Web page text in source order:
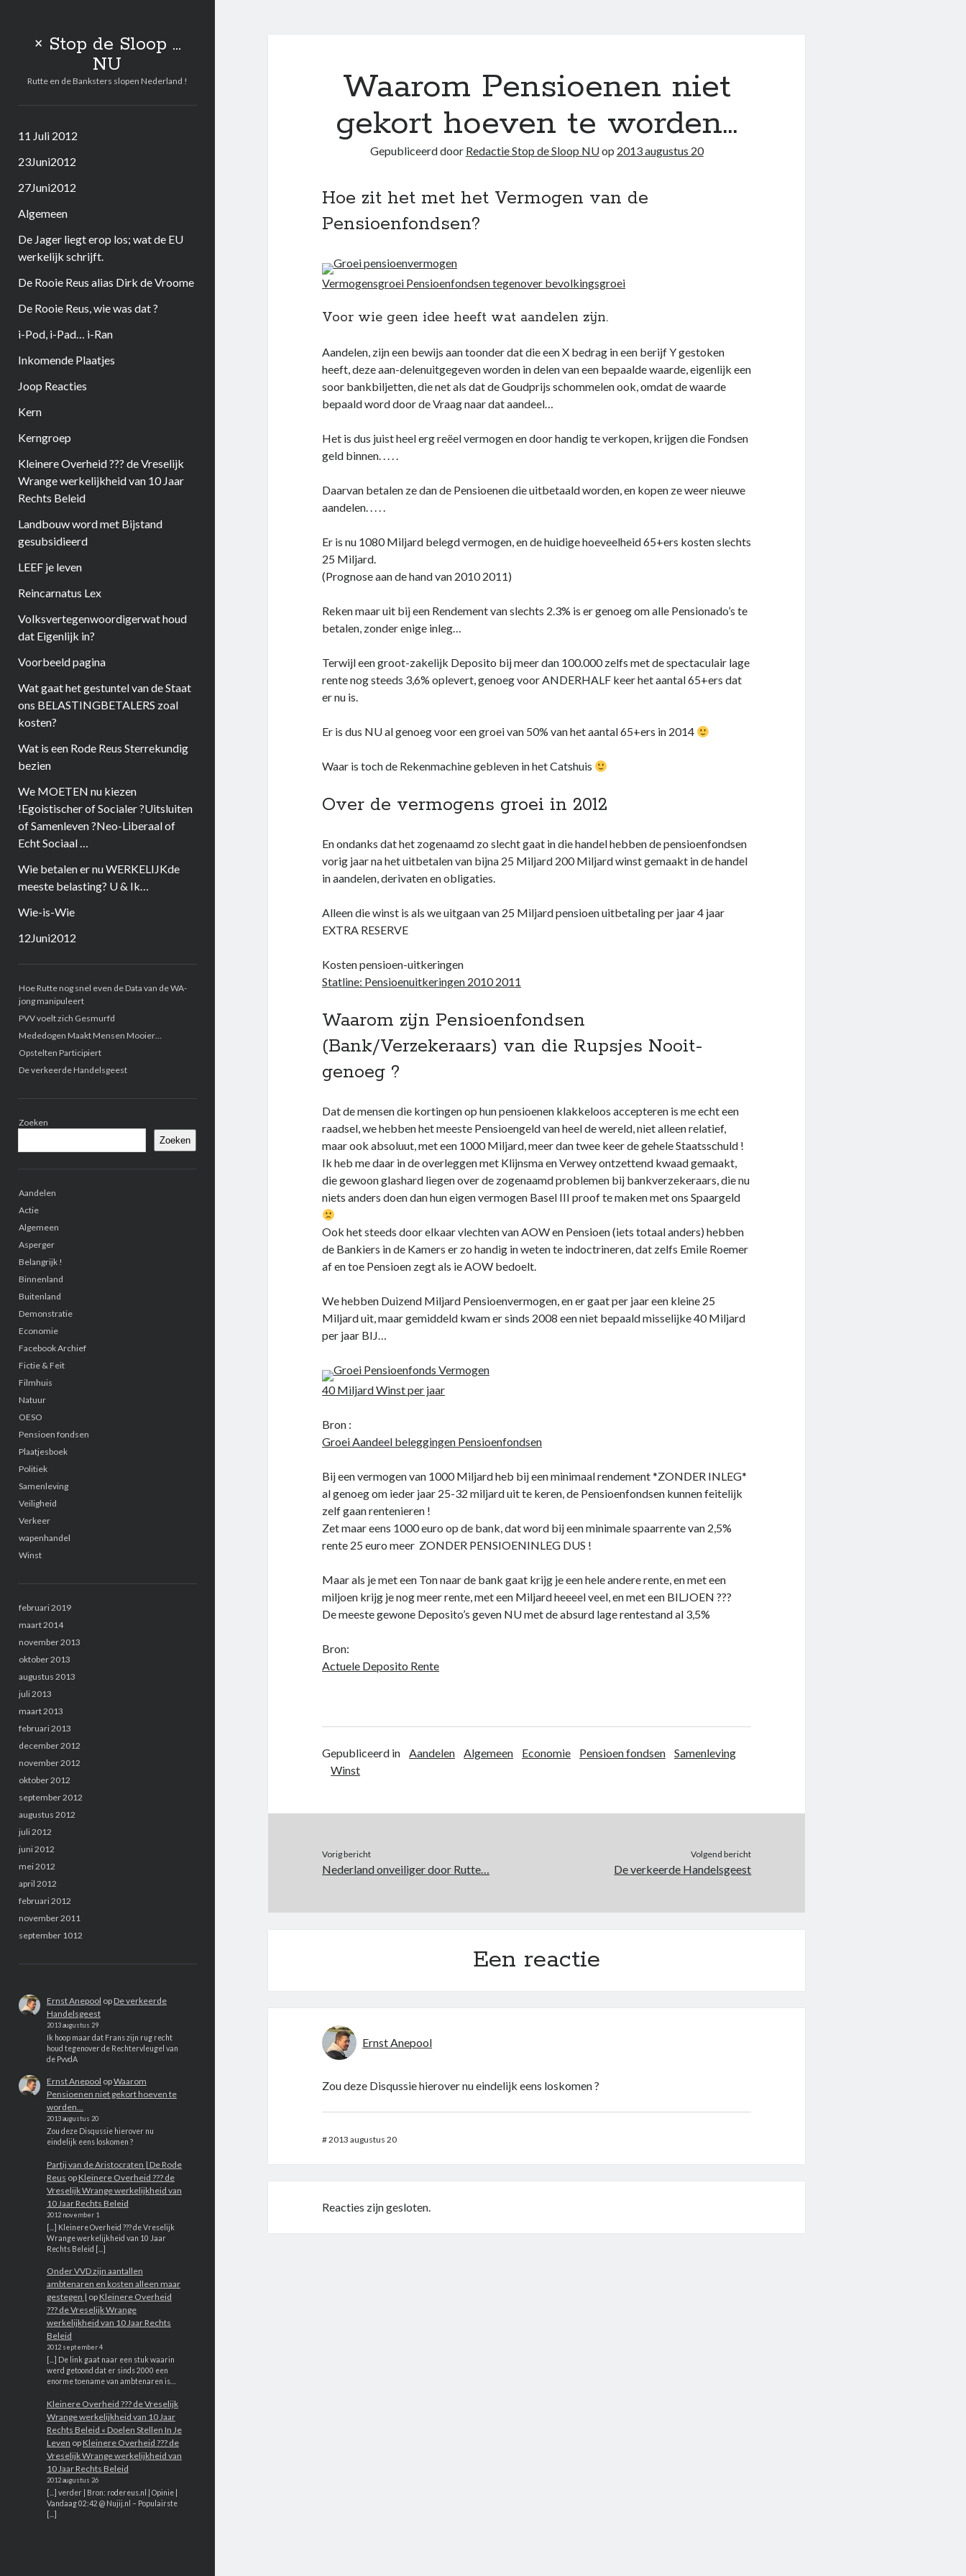
× Stop de Sloop ...
NU
Rutte en de Banksters slopen Nederland !
11 Juli 2012
23Juni2012
27Juni2012
Algemeen
De Jager liegt erop los; wat de EU
werkelijk schrijft.
De Rooie Reus alias Dirk de Vroome
De Rooie Reus, wie was dat ?
i-Pod, i-Pad… i-Ran
Inkomende Plaatjes
Joop Reacties
Kern
Kerngroep
Kleinere Overheid ??? de Vreselijk
Wrange werkelijkheid van 10 Jaar
Rechts Beleid
Landbouw word met Bijstand
gesubsidieerd
LEEF je leven
Reincarnatus Lex
Volksvertegenwoordigerwat houd
dat Eigenlijk in?
Voorbeeld pagina
Wat gaat het gestuntel van de Staat
ons BELASTINGBETALERS zoal
kosten?
Wat is een Rode Reus Sterrekundig
bezien
We MOETEN nu kiezen
!Egoistischer of Socialer ?Uitsluiten
of Samenleven ?Neo-Liberaal of
Echt Sociaal …
Wie betalen er nu WERKELIJKde
meeste belasting? U & Ik…
Wie-is-Wie
12Juni2012
Hoe Rutte nog snel even de Data van de WA-
jong manipuleert
PVV voelt zich Gesmurfd
Mededogen Maakt Mensen Mooier…
Opstelten Participiert
De verkeerde Handelsgeest
Zoeken
Zoeken
Aandelen
Actie
Algemeen
Asperger
Belangrijk !
Binnenland
Buitenland
Demonstratie
Economie
Facebook Archief
Fictie & Feit
Filmhuis
Natuur
OESO
Pensioen fondsen
Plaatjesboek
Politiek
Samenleving
Veiligheid
Verkeer
wapenhandel
Winst
februari 2019
maart 2014
november 2013
oktober 2013
augustus 2013
juli 2013
maart 2013
februari 2013
december 2012
november 2012
oktober 2012
september 2012
augustus 2012
juli 2012
juni 2012
mei 2012
april 2012
februari 2012
november 2011
september 1012
Ernst Anepool op De verkeerde
Handelsgeest
2013 augustus 29
Ik hoop maar dat Frans zijn rug recht
houd tegenover de Rechtervleugel van
de PvvdA
Ernst Anepool opWaarom
Pensioenen niet gekort hoeven te
worden…
2013 augustus 20
Zou deze Disqussie hierover nu
eindelijk eens loskomen ?
Partij van de Aristocraten | De Rode
Reus op Kleinere Overheid ??? de
Vreselijk Wrange werkelijkheid van
10 Jaar Rechts Beleid
2012 november 1
[...] Kleinere Overheid ??? de Vreselijk
Wrange werkelijkheid van 10 Jaar
Rechts Beleid [...]
Onder VVD zijn aantallen
ambtenaren en kosten alleen maar
gestegen | op Kleinere Overheid
??? de Vreselijk Wrange
werkelijkheid van 10 Jaar Rechts
Beleid
2012 september 4
[...] De link gaat naar een stuk waarin
werd getoond dat er sinds 2000 een
enorme toename van ambtenaren is…
Kleinere Overheid ??? de Vreselijk
Wrange werkelijkheid van 10 Jaar
Rechts Beleid « Doelen Stellen In Je
Leven op Kleinere Overheid ??? de
Vreselijk Wrange werkelijkheid van
10 Jaar Rechts Beleid
2012 augustus 26
[...] verder | Bron: rodereus.nl | Opinie |
Vandaag 02:42 @ Nujij.nl – Populairste
[...]
Waarom Pensioenen niet
gekort hoeven te worden…
Gepubliceerd door Redactie Stop de Sloop NUop 2013 augustus 20
Hoe zit het met het Vermogen van de
Pensioenfondsen?
Vermogensgroei Pensioenfondsen tegenover bevolkingsgroei
Voor wie geen idee heeft wat aandelen zijn.
Aandelen, zijn een bewijs aan toonder dat die een X bedrag in een berijf Y gestoken
heeft, deze aan-delenuitgegeven worden in delen van een bepaalde waarde, eigenlijk een
soor bankbiljetten, die net als dat de Goudprijs schommelen ook, omdat de waarde
bepaald word door de Vraag naar dat aandeel…
Het is dus juist heel erg reëel vermogen en door handig te verkopen, krijgen die Fondsen
geld binnen. . . . .
Daarvan betalen ze dan de Pensioenen die uitbetaald worden, en kopen ze weer nieuwe
aandelen. . . . .
Er is nu 1080 Miljard belegd vermogen, en de huidige hoeveelheid 65+ers kosten slechts
25 Miljard.
(Prognose aan de hand van 2010 2011)
Reken maar uit bij een Rendement van slechts 2.3% is er genoeg om alle Pensionado’s te
betalen, zonder enige inleg…
Terwijl een groot-zakelijk Deposito bij meer dan 100.000 zelfs met de spectaculair lage
rente nog steeds 3,6% oplevert, genoeg voor ANDERHALF keer het aantal 65+ers dat
er nu is.
Er is dus NU al genoeg voor een groei van 50% van het aantal 65+ers in 2014
Waar is toch de Rekenmachine gebleven in het Catshuis
Over de vermogens groei in 2012
En ondanks dat het zogenaamd zo slecht gaat in die handel hebben de pensioenfondsen
vorig jaar na het uitbetalen van bijna 25 Miljard 200 Miljard winst gemaakt in de handel
in aandelen, derivaten en obligaties.
Alleen die winst is als we uitgaan van 25 Miljard pensioen uitbetaling per jaar 4 jaar
EXTRA RESERVE
Kosten pensioen-uitkeringen
Statline: Pensioenuitkeringen 2010 2011
Waarom zijn Pensioenfondsen
(Bank/Verzekeraars) van die Rupsjes Nooit-
genoeg ?
Dat de mensen die kortingen op hun pensioenen klakkeloos accepteren is me echt een
raadsel, we hebben het meeste Pensioengeld van heel de wereld, niet alleen relatief,
maar ook absoluut, met een 1000 Miljard, meer dan twee keer de gehele Staatsschuld !
Ik heb me daar in de overleggen met Klijnsma en Verwey ontzettend kwaad gemaakt,
die gewoon glashard liegen over de zogenaamd problemen bij bankverzekeraars, die nu
niets anders doen dan hun eigen vermogen Basel III proof te maken met ons Spaargeld
Ook het steeds door elkaar vlechten van AOW en Pensioen (iets totaal anders) hebben
de Bankiers in de Kamers er zo handig in weten te indoctrineren, dat zelfs Emile Roemer
af en toe Pensioen zegt als ie AOW bedoelt.
We hebben Duizend Miljard Pensioenvermogen, en er gaat per jaar een kleine 25
Miljard uit, maar gemiddeld kwam er sinds 2008 een niet bepaald misselijke 40 Miljard
per jaar BIJ…
40 Miljard Winst per jaar
Bron :
Groei Aandeel beleggingen Pensioenfondsen
Bij een vermogen van 1000 Miljard heb bij een minimaal rendement *ZONDER INLEG*
al genoeg om ieder jaar 25-32 miljard uit te keren, de Pensioenfondsen kunnen feitelijk
zelf gaan rentenieren !
Zet maar eens 1000 euro op de bank, dat word bij een minimale spaarrente van 2,5%
rente 25 euro meer ZONDER PENSIOENINLEG DUS !
Maar als je met een Ton naar de bank gaat krijg je een hele andere rente, en met een
miljoen krijg je nog meer rente, met een Miljard heeeel veel, en met een BILJOEN ???
De meeste gewone Deposito’s geven NU met de absurd lage rentestand al 3,5%
Bron:
Actuele Deposito Rente
Gepubliceerd in Aandelen Algemeen Economie Pensioen fondsen
Samenleving
Winst
Vorig bericht
Nederland onveiliger door Rutte…
Volgend bericht
De verkeerde Handelsgeest
Een reactie
Ernst Anepool
Zou deze Disqussie hierover nu eindelijk eens loskomen ?
#2013 augustus 20
Reacties zijn gesloten.